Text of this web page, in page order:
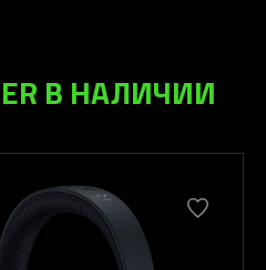
В НАЛИЧИИ